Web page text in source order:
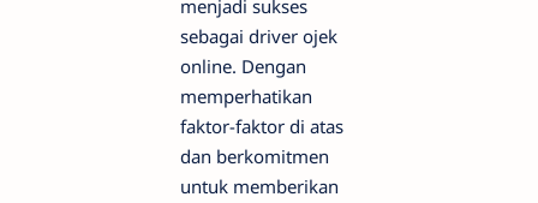
menjadi sukses
sebagai driver ojek
online. Dengan
memperhatikan
faktor-faktor di atas
dan berkomitmen
untuk memberikan